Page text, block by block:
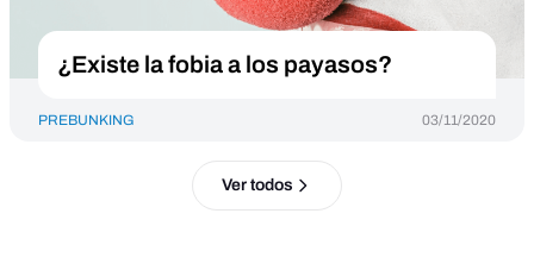
¿Existe la fobia a los payasos?
PREBUNKING 03/11/2020
Ver todos